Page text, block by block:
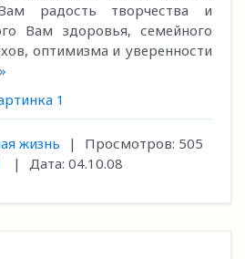
радость творчества и
Вам здоровья, семейного
оптимизма и уверенности
1
жизнь | Просмотров: 505
| Дата: 04.10.08